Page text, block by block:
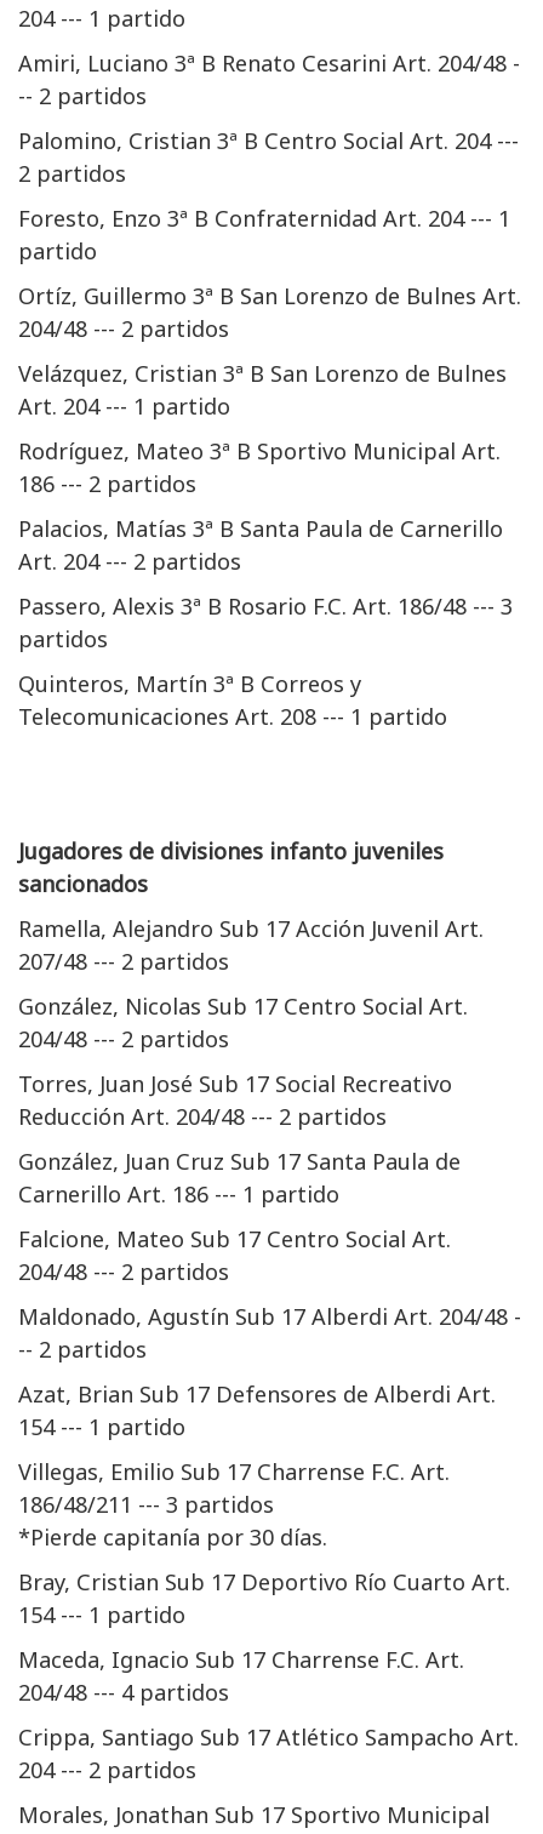
204 --- 1 partido
Amiri, Luciano 3ª B Renato Cesarini Art. 204/48 -
-- 2 partidos
Palomino, Cristian 3ª B Centro Social Art. 204 ---
2 partidos
Foresto, Enzo 3ª B Confraternidad Art. 204 --- 1
partido
Ortíz, Guillermo 3ª B San Lorenzo de Bulnes Art.
204/48 --- 2 partidos
Velázquez, Cristian 3ª B San Lorenzo de Bulnes
Art. 204 --- 1 partido
Rodríguez, Mateo 3ª B Sportivo Municipal Art.
186 --- 2 partidos
Palacios, Matías 3ª B Santa Paula de Carnerillo
Art. 204 --- 2 partidos
Passero, Alexis 3ª B Rosario F.C. Art. 186/48 --- 3
partidos
Quinteros, Martín 3ª B Correos y
Telecomunicaciones Art. 208 --- 1 partido
Jugadores de divisiones infanto juveniles
sancionados
Ramella, Alejandro Sub 17 Acción Juvenil Art.
207/48 --- 2 partidos
González, Nicolas Sub 17 Centro Social Art.
204/48 --- 2 partidos
Torres, Juan José Sub 17 Social Recreativo
Reducción Art. 204/48 --- 2 partidos
González, Juan Cruz Sub 17 Santa Paula de
Carnerillo Art. 186 --- 1 partido
Falcione, Mateo Sub 17 Centro Social Art.
204/48 --- 2 partidos
Maldonado, Agustín Sub 17 Alberdi Art. 204/48 -
-- 2 partidos
Azat, Brian Sub 17 Defensores de Alberdi Art.
154 --- 1 partido
Villegas, Emilio Sub 17 Charrense F.C. Art.
186/48/211 --- 3 partidos
*Pierde capitanía por 30 días.
Bray, Cristian Sub 17 Deportivo Río Cuarto Art.
154 --- 1 partido
Maceda, Ignacio Sub 17 Charrense F.C. Art.
204/48 --- 4 partidos
Crippa, Santiago Sub 17 Atlético Sampacho Art.
204 --- 2 partidos
Morales, Jonathan Sub 17 Sportivo Municipal